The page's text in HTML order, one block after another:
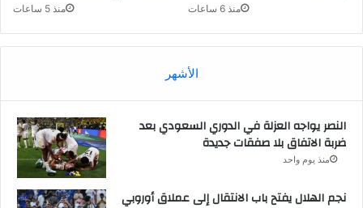
منذ 5 ساعات منذ 6 ساعات
الأشهر
النصر يواجه العزلة في الدوري السعودي بعد
ضربة الاتفاق بلا صفقات جديدة
منذ يوم واحد
نجم الهلال يفتح باب الانتقال إلى عملاق أوروبي